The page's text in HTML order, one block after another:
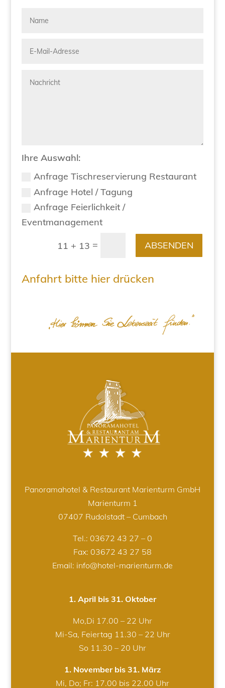
Ihre Auswahl:
Anfrage Tischreservierung Restaurant
Anfrage Hotel / Tagung
Anfrage Feierlichkeit /
Eventmanagement
11 + 13 = ABSENDEN
Anfahrt bitte hier drücken
Panoramahotel & Restaurant Marienturm GmbH
Marienturm 1
07407 Rudolstadt – Cumbach
Tel.: 03672 43 27 – 0
Fax: 03672 43 27 58
Email: info@hotel-marienturm.de
1. April bis 31. Oktober
Mo,Di 17.00 – 22 Uhr
Mi-Sa, Feiertag 11.30 – 22 Uhr
So 11.30 – 20 Uhr
1. November bis 31. März
Mi, Do; Fr: 17.00 bis 22.00 Uhr